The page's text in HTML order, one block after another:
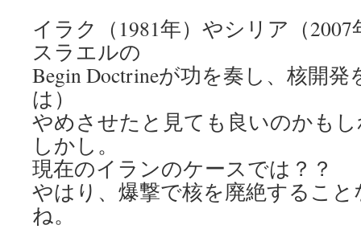
イラク（1981年）やシリア（
スラエルの
Begin Doctrineが功を奏し、核開
は）
やめさせたと見ても良いのかも
しかし。
現在のイランのケースでは？？
やはり、爆撃で核を廃絶するこ
ね。